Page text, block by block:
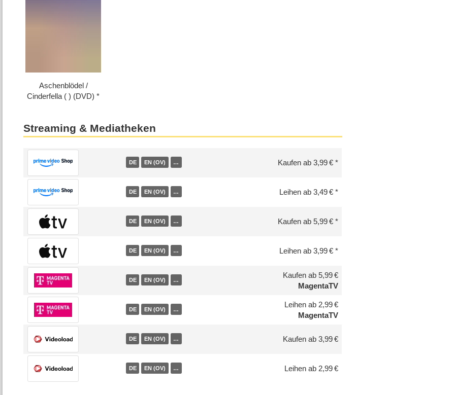
Aschenblödel /​
Cinderfella ( ) (DVD)
Streaming & Mediatheken
DE EN (OV) … Kaufen ab 3,99 €
DE EN (OV) … Leihen ab 3,49 €
DE EN (OV) … Kaufen ab 5,99 €
DE EN (OV) … Leihen ab 3,99 €
DE EN (OV) …
Kaufen ab 5,99 €
MagentaTV
DE EN (OV) …
Leihen ab 2,99 €
MagentaTV
DE EN (OV) … Kaufen ab 3,99 €
DE EN (OV) … Leihen ab 2,99 €